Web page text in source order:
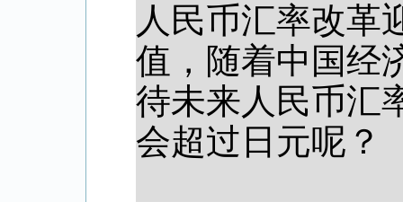
人民币汇率改革
值，随着中国经
待未来人民币汇
会超过日元呢？